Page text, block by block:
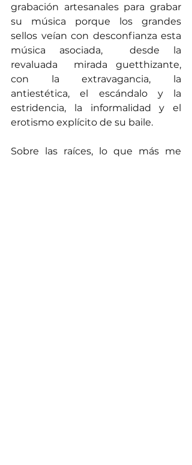
grabación artesanales para grabar
su música porque los grandes
sellos veían con desconfianza esta
música asociada,  desde la
revaluada  mirada guetthizante,
con la extravagancia, la
antiestética, el escándalo y la
estridencia, la informalidad y el
erotismo explícito de su baile.
Sobre las raíces, lo que más me